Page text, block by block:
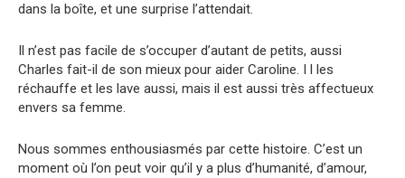
dans la boîte, et une surprise l’attendait.
Il n’est pas facile de s’occuper d’autant de petits, aussi
Charles fait-il de son mieux pour aider Caroline. I l les
réchauffe et les lave aussi, mais il est aussi très affectueux
envers sa femme.
Nous sommes enthousiasmés par cette histoire. C’est un
moment où l’on peut voir qu’il y a plus d’humanité, d’amour,